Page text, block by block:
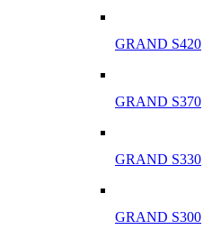
GRAND S420
GRAND S370
GRAND S330
GRAND S300